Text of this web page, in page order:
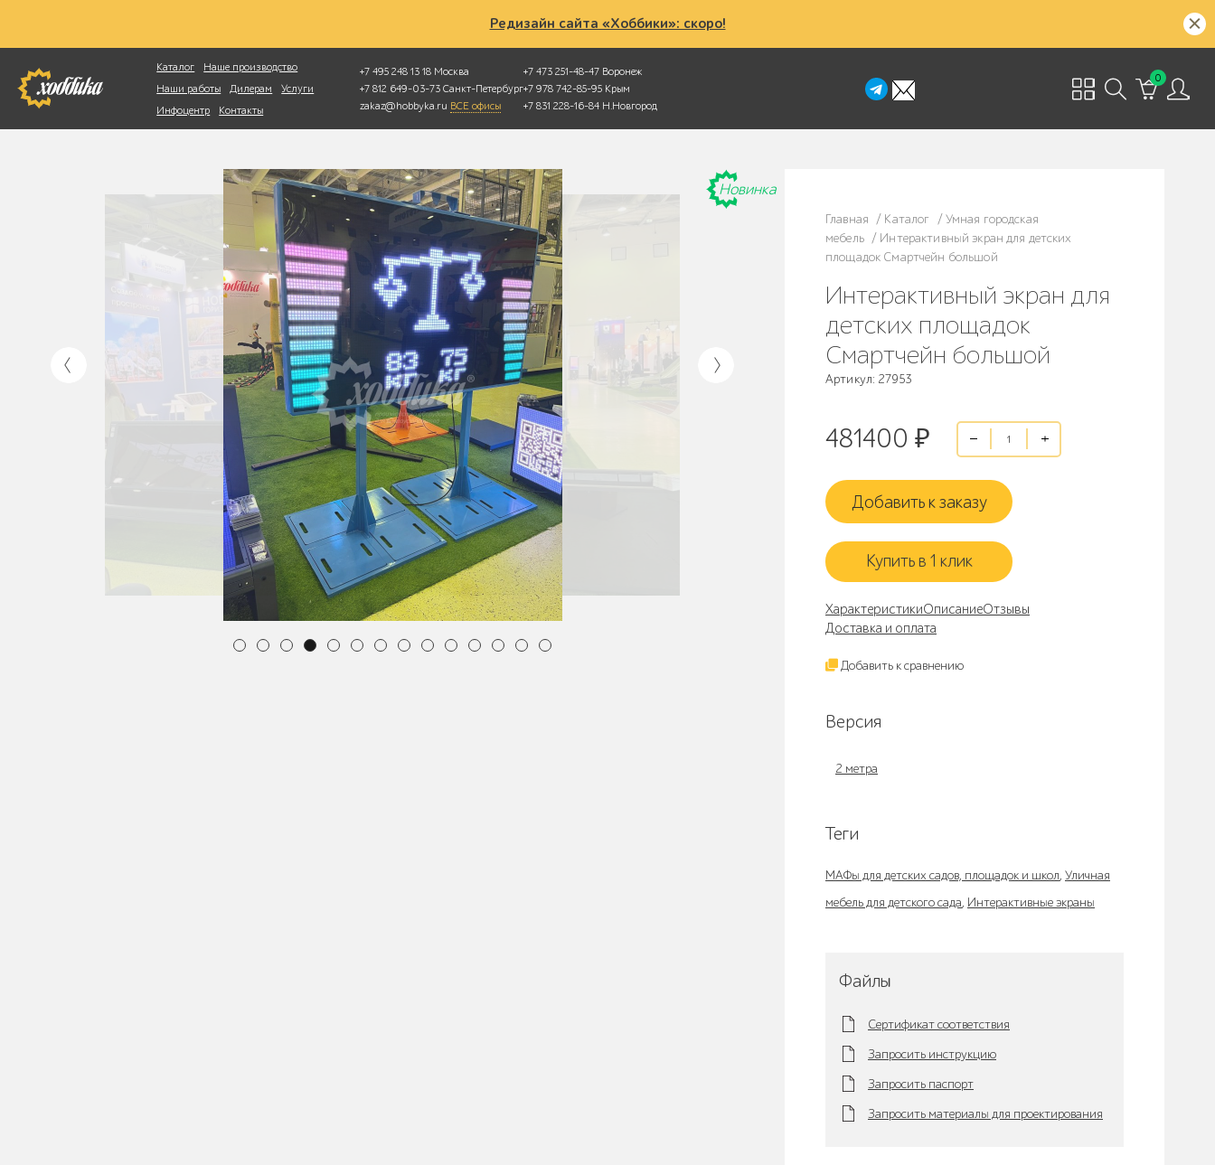
Редизайн сайта «Хоббики»: скоро!
Каталог
Наше производство
Наши работы
Дилерам
Услуги
Инфоцентр
Контакты
+7 495 248 13 18 Москва
+7 812 649-03-73 Санкт-Петербург
zakaz@hobbyka.ru ВСЕ офисы
+7 473 251-48-47 Воронеж
+7 978 742-85-95 Крым
+7 831 228-16-84 Н.Новгород
0
Фотопоиск
Новинка
Главная / Каталог /Умная городская
мебель / Интерактивный экран для детских
площадок Смартчейн большой
Интерактивный экран для
детских площадок
Смартчейн большой
Артикул: 27953
481400 ₽
Добавить к заказу
Купить в 1 клик
ХарактеристикиОписаниеОтзывы
Доставка и оплата
Добавить к сравнению
Версия
2 метра
Теги
МАФы для детских садов, площадок и школ, Уличная
мебель для детского сада, Интерактивные экраны
Файлы
Сертификат соответствия
Запросить инструкцию
Запросить паспорт
Запросить материалы для проектирования